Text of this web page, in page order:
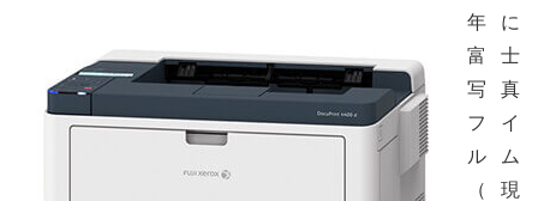
年に
富士
写真
フイ
ルム
（現